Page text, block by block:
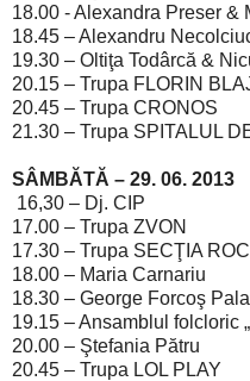
18.00 - Alexandra Preser &
18.45 – Alexandru
19.30 – Oltiţa Todârcă &
20.15 – Trupa FLORIN
20.45 – Trupa CRONOS
21.30 – Trupa SPITALUL
SÂMBĂTĂ – 29. 06. 2013
16,30 – Dj. CIP
17.00 – Trupa ZVON
17.30 – Trupa SECŢIA
18.00 – Maria Carnariu
18.30 – George Forcoş
19.15 – Ansamblul folcloric
20.00 – Ştefania Pătru
20.45 – Trupa LOL PLAY